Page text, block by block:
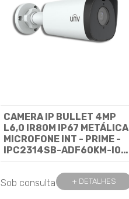
CAMERA IP BULLET 4MP
L6,0 IR80M IP67 METÁLICA
MICROFONE INT - PRIME -
IPC2314SB-ADF60KM-I0
Sob consulta + DETALHES